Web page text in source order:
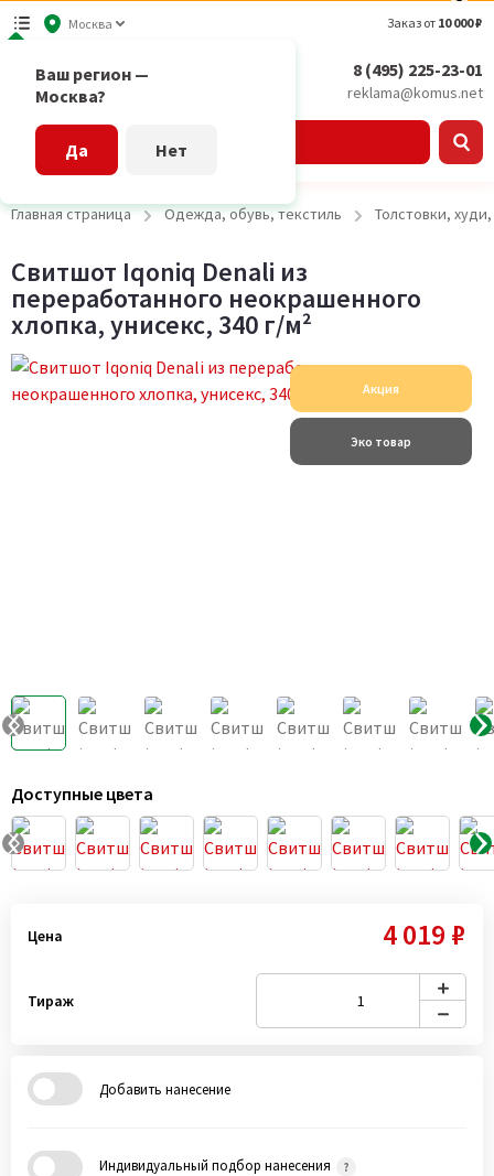
Москва
Ваш регион —
Москва?
Да Нет
Заказ от 10 000 ₽
8 (495) 225-23-01
reklama@komus.net
Главная страница Одежда, обувь, текстиль Толстовки,
Свитшот Iqoniq Denali из
переработанного неокрашенного
хлопка, унисекс, 340 г/м²
Акция
Эко товар
Доступные цвета
Цена 4 019 ₽
Тираж
Добавить нанесение
Индивидуальный подбор нанесения